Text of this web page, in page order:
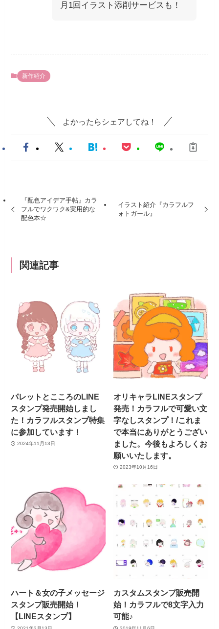
月1回イラスト添削サービスも！
新作紹介
よかったらシェアしてね！
『配色アイデア手帖』カラ
フルでワクワク&実用的な
配色本☆
イラスト紹介『カラフルフ
ォトガール』
関連記事
パレットとこころのLINE
スタンプ発売開始しまし
た！カラフルスタンプ特集
に参加しています！
2024年11月13日
オリキャラLINEスタンプ
発売！カラフルで可愛い文
字なしスタンプ！/これま
で本当にありがとうござい
ました。今後もよろしくお
願いいたします。
2023年10月16日
ハート＆女の子メッセージ
スタンプ販売開始！
【LINEスタンプ】
カスタムスタンプ販売開
始！カラフルで8文字入力
可能♪